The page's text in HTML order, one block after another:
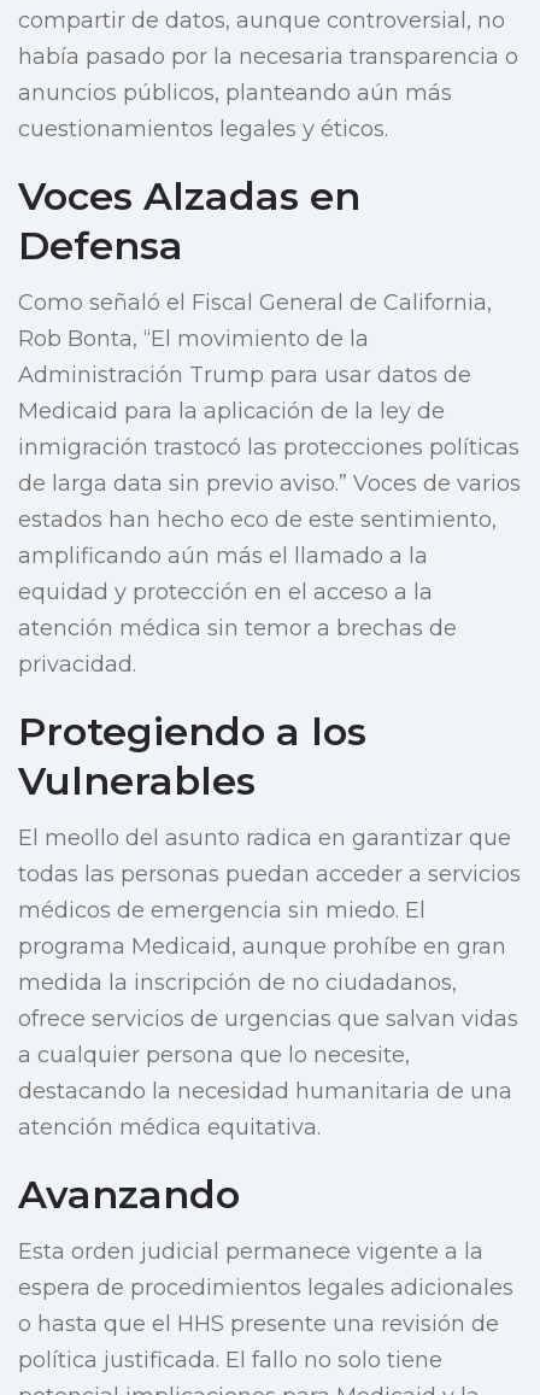
compartir de datos, aunque controversial, no
había pasado por la necesaria transparencia o
anuncios públicos, planteando aún más
cuestionamientos legales y éticos.
Voces Alzadas en
Defensa
Como señaló el Fiscal General de California,
Rob Bonta, “El movimiento de la
Administración Trump para usar datos de
Medicaid para la aplicación de la ley de
inmigración trastocó las protecciones políticas
de larga data sin previo aviso.” Voces de varios
estados han hecho eco de este sentimiento,
amplificando aún más el llamado a la
equidad y protección en el acceso a la
atención médica sin temor a brechas de
privacidad.
Protegiendo a los
Vulnerables
El meollo del asunto radica en garantizar que
todas las personas puedan acceder a servicios
médicos de emergencia sin miedo. El
programa Medicaid, aunque prohíbe en gran
medida la inscripción de no ciudadanos,
ofrece servicios de urgencias que salvan vidas
a cualquier persona que lo necesite,
destacando la necesidad humanitaria de una
atención médica equitativa.
Avanzando
Esta orden judicial permanece vigente a la
espera de procedimientos legales adicionales
o hasta que el HHS presente una revisión de
política justificada. El fallo no solo tiene